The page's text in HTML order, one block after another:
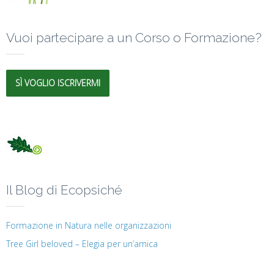
Vuoi partecipare a un Corso o Formazione?
SÌ VOGLIO ISCRIVERMI
Il Blog di Ecopsiché
Formazione in Natura nelle organizzazioni
Tree Girl beloved – Elegia per un’amica